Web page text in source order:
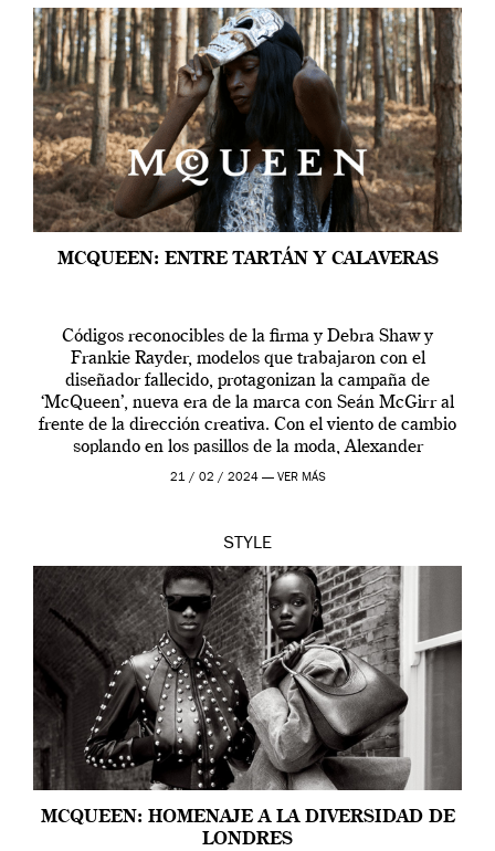
MCQUEEN: ENTRE TARTÁN Y CALAVERAS
Códigos reconocibles de la firma y Debra Shaw y
Frankie Rayder, modelos que trabajaron con el
diseñador fallecido, protagonizan la campaña de
‘McQueen’, nueva era de la marca con Seán McGirr al
frente de la dirección creativa. Con el viento de cambio
soplando en los pasillos de la moda, Alexander
McQueen se prepara para una […]
21 / 02 / 2024 — VER MÁS
STYLE
MCQUEEN: HOMENAJE A LA DIVERSIDAD DE
LONDRES